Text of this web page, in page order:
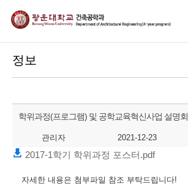
정보
학위과정(프로그램) 및 공학교육혁신사업 설명회
관리자 2021-12-23
2017-1학기 학위과정 포스터.pdf
자세한 내용은 첨부파일 참조 부탁드립니다!